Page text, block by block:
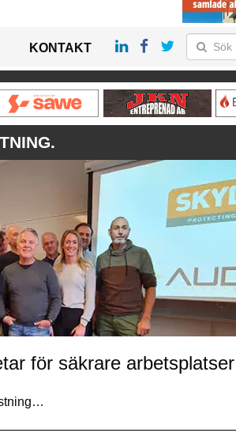
KONTAKT
för säkrare arbetsplatser